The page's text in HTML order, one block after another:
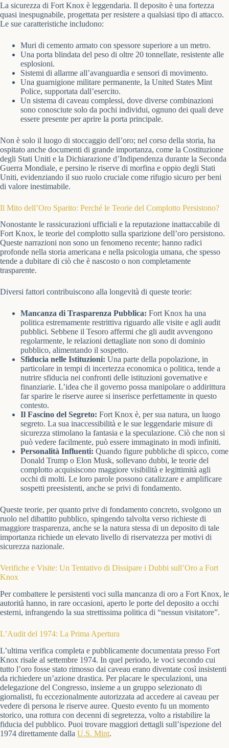
La sicurezza di Fort Knox è leggendaria. Il deposito è una fortezza
quasi inespugnabile, progettata per resistere a qualsiasi tipo di attacco.
Le sue caratteristiche includono:
Muri di cemento armato con spessore superiore a un metro.
Una porta blindata del peso di oltre 20 tonnellate, resistente alle
esplosioni.
Sistemi di allarme all’avanguardia e sensori di movimento.
Una guarnigione militare permanente, la United States Mint
Police, supportata dall’esercito.
Un sistema di caveau complessi, dove diverse combinazioni
sono conosciute solo da pochi individui, ognuno dei quali deve
essere presente per aprire la porta principale.
Non è solo il luogo di stoccaggio dell’oro; nel corso della storia, ha
ospitato anche documenti di grande importanza, come la Costituzione
degli Stati Uniti e la Dichiarazione d’Indipendenza durante la Seconda
Guerra Mondiale, e persino le riserve di morfina e oppio degli Stati
Uniti, evidenziando il suo ruolo cruciale come rifugio sicuro per beni
di valore inestimabile.
Il Mito dell’Oro Sparito: Perché le Teorie del Complotto Persistono?
Nonostante le rassicurazioni ufficiali e la reputazione inattaccabile di
Fort Knox, le teorie del complotto sulla sparizione dell’oro persistono.
Queste narrazioni non sono un fenomeno recente; hanno radici
profonde nella storia americana e nella psicologia umana, che spesso
tende a dubitare di ciò che è nascosto o non completamente
trasparente.
Diversi fattori contribuiscono alla longevità di queste teorie:
Mancanza di Trasparenza Pubblica: Fort Knox ha una
politica estremamente restrittiva riguardo alle visite e agli audit
pubblici. Sebbene il Tesoro affermi che gli audit avvengono
regolarmente, le relazioni dettagliate non sono di dominio
pubblico, alimentando il sospetto.
Sfiducia nelle Istituzioni: Una parte della popolazione, in
particolare in tempi di incertezza economica o politica, tende a
nutrire sfiducia nei confronti delle istituzioni governative e
finanziarie. L’idea che il governo possa manipolare o addirittura
far sparire le riserve auree si inserisce perfettamente in questo
contesto.
Il Fascino del Segreto: Fort Knox è, per sua natura, un luogo
segreto. La sua inaccessibilità e le sue leggendarie misure di
sicurezza stimolano la fantasia e la speculazione. Ciò che non si
può vedere facilmente, può essere immaginato in modi infiniti.
Personalità Influenti: Quando figure pubbliche di spicco, come
Donald Trump o Elon Musk, sollevano dubbi, le teorie del
complotto acquisiscono maggiore visibilità e legittimità agli
occhi di molti. Le loro parole possono catalizzare e amplificare
sospetti preesistenti, anche se privi di fondamento.
Queste teorie, per quanto prive di fondamento concreto, svolgono un
ruolo nel dibattito pubblico, spingendo talvolta verso richieste di
maggiore trasparenza, anche se la natura stessa di un deposito di tale
importanza richiede un elevato livello di riservatezza per motivi di
sicurezza nazionale.
Verifiche e Visite: Un Tentativo di Dissipare i Dubbi sull’Oro a Fort
Knox
Per combattere le persistenti voci sulla mancanza di oro a Fort Knox, le
autorità hanno, in rare occasioni, aperto le porte del deposito a occhi
esterni, infrangendo la sua strettissima politica di “nessun visitatore”.
L’Audit del 1974: La Prima Apertura
L’ultima verifica completa e pubblicamente documentata presso Fort
Knox risale al settembre 1974. In quel periodo, le voci secondo cui
tutto l’oro fosse stato rimosso dai caveau erano diventate così insistenti
da richiedere un’azione drastica. Per placare le speculazioni, una
delegazione del Congresso, insieme a un gruppo selezionato di
giornalisti, fu eccezionalmente autorizzata ad accedere ai caveau per
vedere di persona le riserve auree. Questo evento fu un momento
storico, una rottura con decenni di segretezza, volto a ristabilire la
fiducia del pubblico. Puoi trovare maggiori dettagli sull’ispezione del
1974 direttamente dalla U.S. Mint.